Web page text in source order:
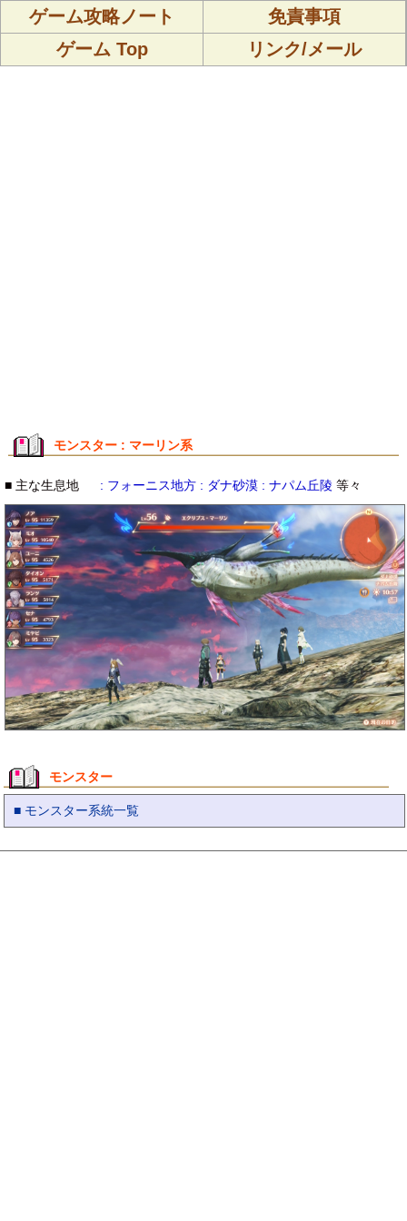
ゲーム攻略ノート
免責事項
ゲーム Top
リンク/メール
モンスター : マーリン系
■ 主な生息地 : フォーニス地方 : ダナ砂漠 : ナパム丘陵 等々
モンスター
■ モンスター系統一覧